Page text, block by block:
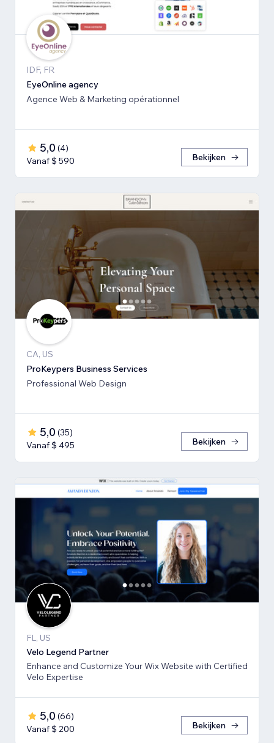
IDF, FR
EyeOnline agency
Agence Web & Marketing opérationnel
5,0 (4)
Vanaf $ 590
Bekijken
CA, US
ProKeypers Business Services
Professional Web Design
5,0 (35)
Vanaf $ 495
Bekijken
FL, US
Velo Legend Partner
Enhance and Customize Your Wix Website with Certified
Velo Expertise
5,0 (66)
Vanaf $ 200
Bekijken